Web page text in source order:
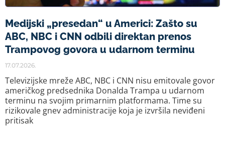
Medijski „presedan“ u Americi: Zašto su
ABC, NBC i CNN odbili direktan prenos
Trampovog govora u udarnom terminu
17.07.2026.
Televizijske mreže ABC, NBC i CNN nisu emitovale govor
američkog predsednika Donalda Trampa u udarnom
terminu na svojim primarnim platformama. Time su
rizikovale gnev administracije koja je izvršila neviđeni
pritisak